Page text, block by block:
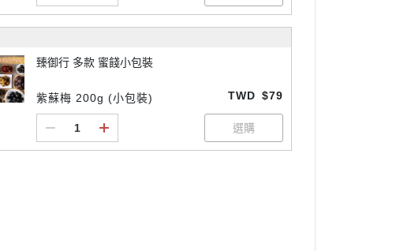
臻御行 多款 蜜餞小包裝
紫蘇梅 200g (小包裝) TWD $79